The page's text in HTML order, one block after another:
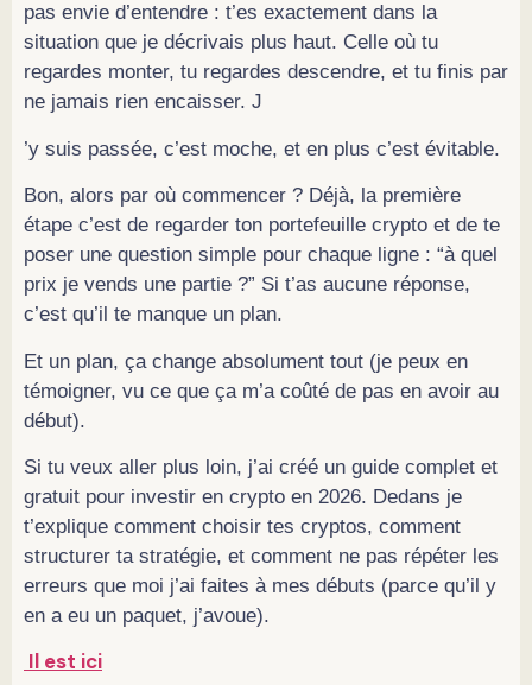
pas envie d’entendre : t’es exactement dans la
situation que je décrivais plus haut. Celle où tu
regardes monter, tu regardes descendre, et tu finis par
ne jamais rien encaisser. J
’y suis passée, c’est moche, et en plus c’est évitable.
Bon, alors par où commencer ? Déjà, la première
étape c’est de regarder ton portefeuille crypto et de te
poser une question simple pour chaque ligne : “à quel
prix je vends une partie ?” Si t’as aucune réponse,
c’est qu’il te manque un plan.
Et un plan, ça change absolument tout (je peux en
témoigner, vu ce que ça m’a coûté de pas en avoir au
début).
Si tu veux aller plus loin, j’ai créé un guide complet et
gratuit pour investir en crypto en 2026. Dedans je
t’explique comment choisir tes cryptos, comment
structurer ta stratégie, et comment ne pas répéter les
erreurs que moi j’ai faites à mes débuts (parce qu’il y
en a eu un paquet, j’avoue).
Il est ici